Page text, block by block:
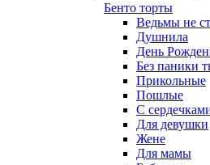
Бенто торты
Ведьмы не
Душнила
День
Без паники
Прикольные
Пошлые
С
Для девушки
Жене
Для мамы